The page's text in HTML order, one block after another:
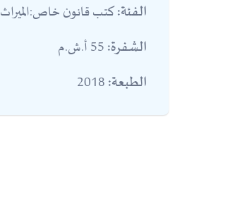
الفئة:كتب قانون خاص:الميراث
الشفرة:
الطبعة: